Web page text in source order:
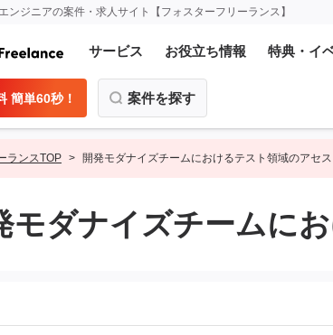
ンジニアの案件・求人サイト【フォスターフリーランス】
サービス お役立ち情報 特典・イ
簡単60秒！ 案件を探す
ランスTOP 開発モダナイズチームにおけるテスト領域のアセス
モダナイズチームに